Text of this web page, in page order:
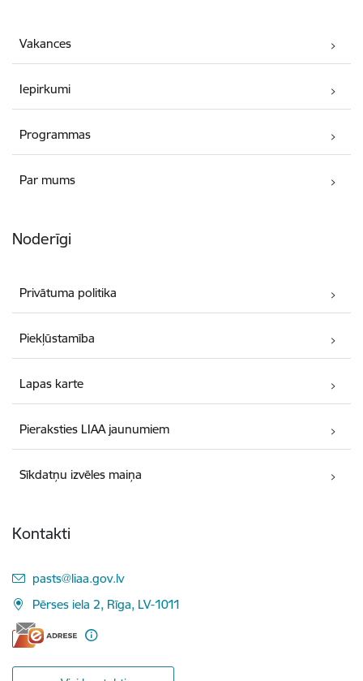
Vakances
Iepirkumi
Programmas
Par mums
Noderīgi
Privātuma politika
Piekļūstamība
Lapas karte
Pieraksties LIAA jaunumiem
Sīkdatņu izvēles maiņa
Kontakti
E-pasts:
pasts@liaa.gov.lv
Pērses iela 2, Rīga, LV-1011